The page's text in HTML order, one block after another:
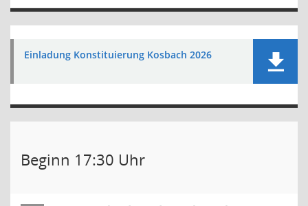
Einladung Konstituierung Kosbach 2026
Beginn 17:30 Uhr